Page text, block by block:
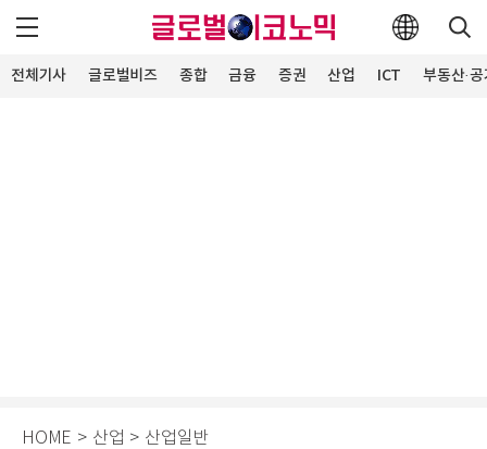
전체기사 글로벌비즈 종합 금융 증권 산업 ICT 부동산·
HOME > 산업 > 산업일반